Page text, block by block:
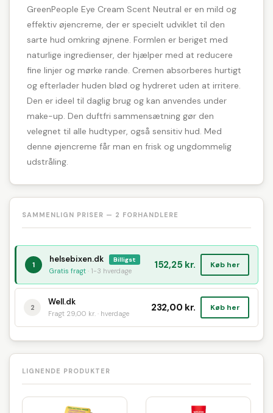
GreenPeople Eye Cream Scent Neutral er en mild og
effektiv øjencreme, der er specielt udviklet til den
sarte hud omkring øjnene. Formlen er beriget med
naturlige ingredienser, der hjælper med at reducere
fine linjer og mørke rande. Cremen absorberes hurtigt
og efterlader huden blød og hydreret uden at irritere.
Den er ideel til daglig brug og kan anvendes under
make-up. Den duftfri sammensætning gør den
velegnet til alle hudtyper, også sensitiv hud. Med
denne øjencreme får man en frisk og ungdommelig
udstråling.
SAMMENLIGN PRISER — 2 FORHANDLERE
1
helsebixen.dk Billigst
Gratis fragt · 1-3 hverdage 152,25 kr. Køb her
2
Well.dk
Fragt 29,00 kr. · hverdage 232,00 kr. Køb her
LIGNENDE PRODUKTER